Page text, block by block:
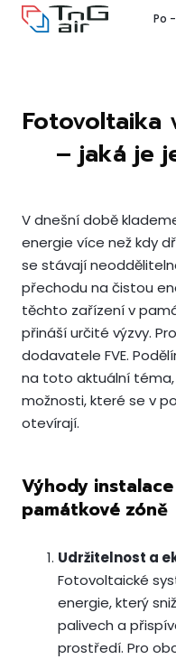
Po
Fotovoltaika
– jaká je
V dnešní době
energie více než kdy
se stávají
přechodu na čistou
těchto zařízení v
přináší určité výzvy.
dodavatele FVE.
na toto aktuální téma,
možnosti, které se v
otevírají.
Výhody
památkové zóně
Udržitelnost a
Fotovoltaické
energie, který
palivech a
prostředí. Pro